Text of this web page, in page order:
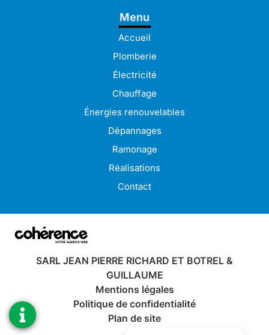
Ramonage à Binic-Étables-sur-Mer
Menu
Accueil
Plomberie
Électricité
Chauffage
Énergies renouvelables
Dépannages
Ramonage
Réalisations
Contact
SARL JEAN PIERRE RICHARD ET BOTREL &
GUILLAUME
Mentions légales
Politique de confidentialité
Plan de site